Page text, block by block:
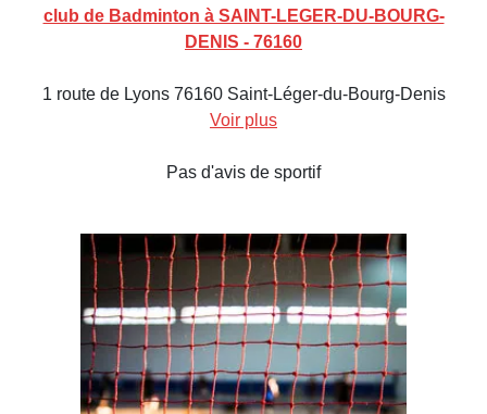
club de Badminton à SAINT-LEGER-DU-BOURG-
DENIS - 76160
1 route de Lyons 76160 Saint-Léger-du-Bourg-Denis
Voir plus
Pas d'avis de sportif